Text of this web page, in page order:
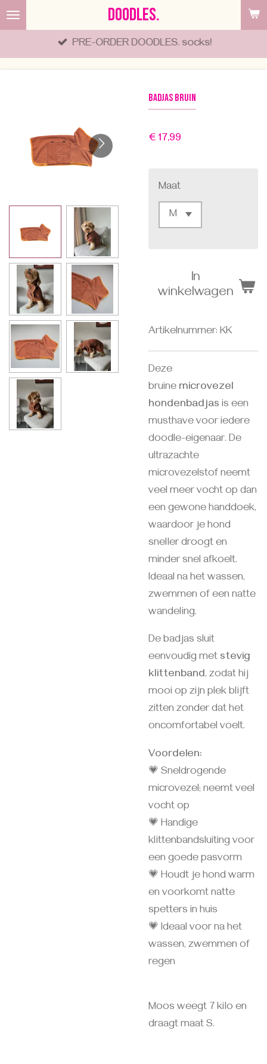
Ga
direct
DOODLES.
PRE-ORDER DOODLES. socks!
Badjas bruin
€ 17,99
Maat
In
winkelwagen
Artikelnummer: KK
Deze
bruine microvezel
hondenbadjas is een
musthave voor iedere
doodle-eigenaar. De
ultrazachte
microvezelstof neemt
veel meer vocht op dan
een gewone handdoek,
waardoor je hond
sneller droogt en
minder snel afkoelt.
Ideaal na het wassen,
zwemmen of een natte
wandeling.
De badjas sluit
eenvoudig met stevig
klittenband, zodat hij
mooi op zijn plek blijft
zitten zonder dat het
oncomfortabel voelt.
Voordelen:
💗 Sneldrogende
microvezel; neemt veel
vocht op
💗 Handige
klittenbandsluiting voor
een goede pasvorm
💗 Houdt je hond warm
en voorkomt natte
spetters in huis
💗 Ideaal voor na het
wassen, zwemmen of
regen
Moos weegt 7 kilo en
draagt maat S.